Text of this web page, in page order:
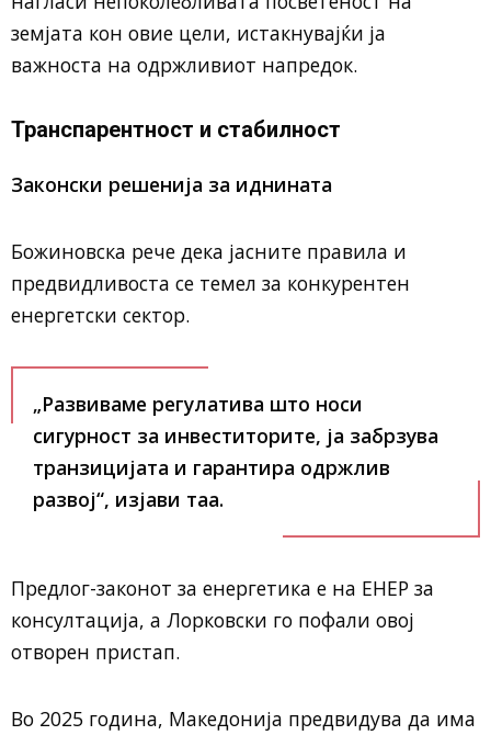
земјата кон овие цели, истакнувајќи ја
важноста на одржливиот напредок.
Транспарентност и стабилност
Законски решенија за иднината
Божиновска рече дека јасните правила и
предвидливоста се темел за конкурентен
енергетски сектор.
„Развиваме регулатива што носи
сигурност за инвеститорите, ја забрзува
транзицијата и гарантира одржлив
развој“, изјави таа.
Предлог-законот за енергетика е на ЕНЕР за
консултација, а Лорковски го пофали овој
отворен пристап.
Во 2025 година, Македонија предвидува да има